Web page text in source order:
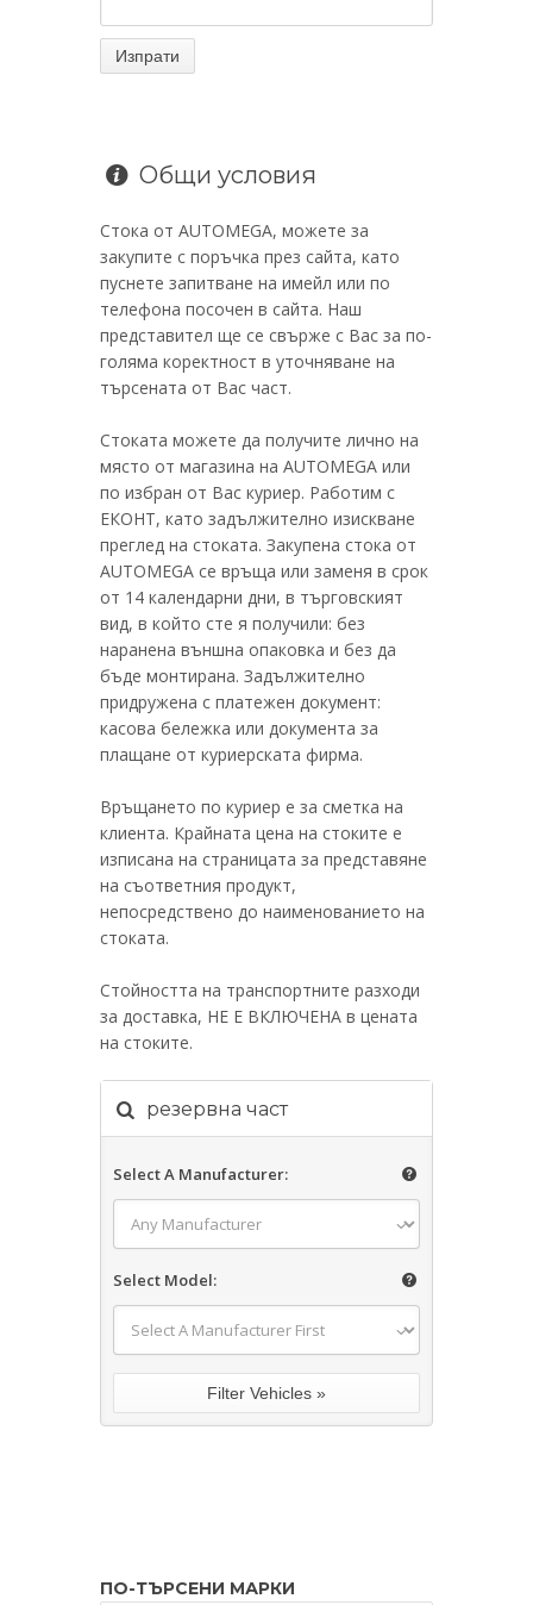
Общи условия
Стока от AUTOMEGA, можете за
закупите с поръчка през сайта, като
пуснете запитване на имейл или по
телефона посочен в сайта. Наш
представител ще се свърже с Вас за по-
голяма коректност в уточняване на
търсената от Вас част.
Стоката можете да получите лично на
място от магазина на AUTOMEGA или
по избран от Вас куриер. Работим с
ЕКОНТ, като задължително изискване
преглед на стоката. Закупена стока от
AUTOMEGA се връща или заменя в срок
от 14 календарни дни, в търговският
вид, в който сте я получили: без
наранена външна опаковка и без да
бъде монтирана. Задължително
придружена с платежен документ:
касова бележка или документа за
плащане от куриерската фирма.
Връщането по куриер е за сметка на
клиента. Крайната цена на стоките е
изписана на страницата за представяне
на съответния продукт,
непосредствено до наименованието на
стоката.
Стойността на транспортните разходи
за доставка, НЕ Е ВКЛЮЧЕНА в цената
на стоките.
резервна част
Select A Manufacturer:
Select Model:
ПО-ТЪРСЕНИ МАРКИ